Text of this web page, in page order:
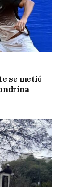
se metió